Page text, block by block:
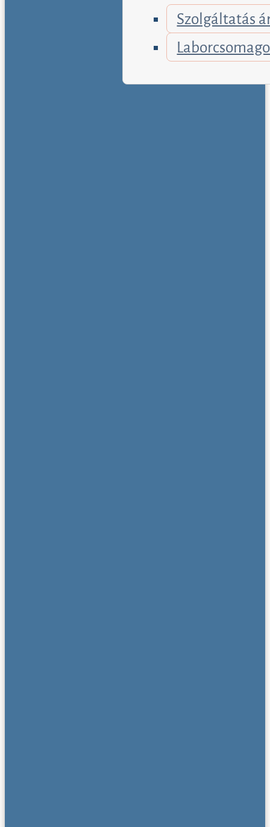
Szolgáltatás